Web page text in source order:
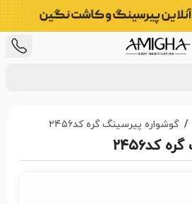
گوشواره پیرسینگ گره کد۲۴۵۶
کد۲۴۵۶